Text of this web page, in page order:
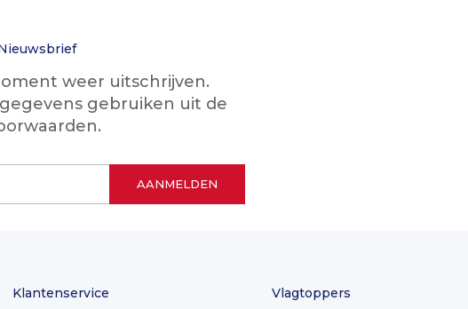
weer uitschrijven.
gebruiken uit de
Klantenservice
Vlagtoppers